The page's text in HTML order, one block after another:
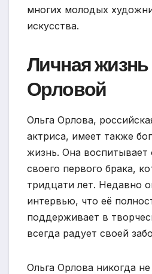
многих молодых
искусства.
Личная
Орловой
Ольга Орлова,
актриса, имеет также
жизнь. Она воспитывает
своего первого брака,
тридцати лет. Недавно
интервью, что её
поддерживает в
всегда радует своей
Ольга Орлова никогда